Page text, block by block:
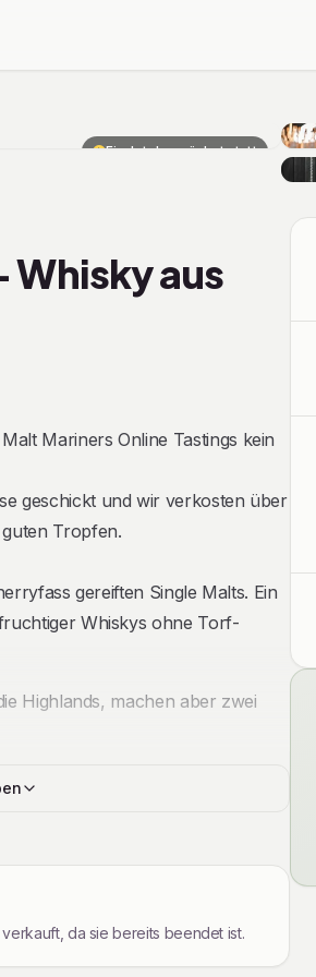
Findet demnächst statt
Whisky aus
Mariners Online Tastings kein
geschickt und wir verkosten über
Tropfen.
gereiften Single Malts. Ein
Whiskys ohne Torf-
Highlands, machen aber zwei
Liebhaber gleichermaßen
da sie bereits beendet ist.